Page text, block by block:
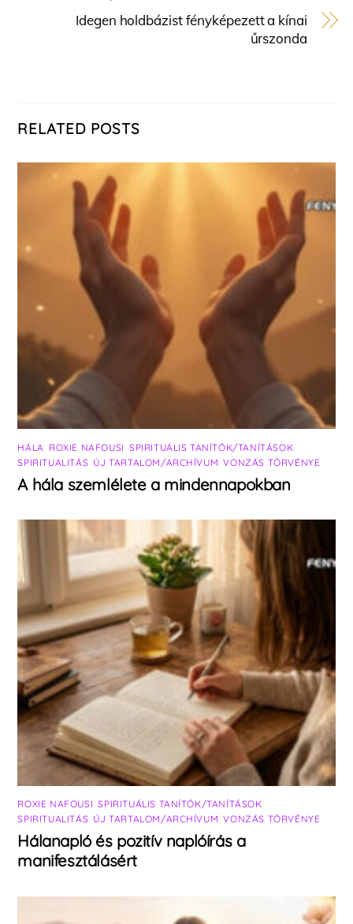
Idegen holdbázist fényképezett a kínai
űrszonda
RELATED POSTS
HÁLA ROXIE NAFOUSI SPIRITUÁLIS TANÍTÓK/TANÍTÁSOK
SPIRITUALITÁS ÚJ TARTALOM/ARCHÍVUM ,VONZÁS TÖRVÉNYE
A hála szemlélete a mindennapokban
ROXIE NAFOUSI ,SPIRITUÁLIS TANÍTÓK/TANÍTÁSOK
SPIRITUALITÁS ÚJ TARTALOM/ARCHÍVUM ,VONZÁS TÖRVÉNYE
Hálanapló és pozitív naplóírás a
manifesztálásért